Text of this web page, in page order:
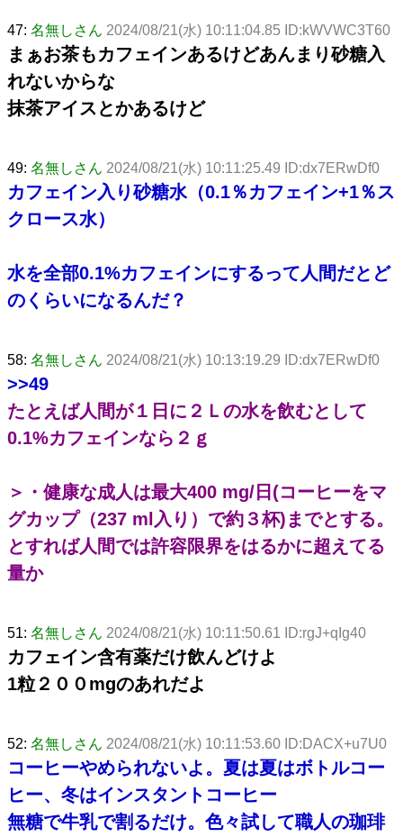
47: 名無しさん 2024/08/21(水) 10:11:04.85 ID:kWVWC3T60
まぁお茶もカフェインあるけどあんまり砂糖入
れないからな
抹茶アイスとかあるけど
49: 名無しさん 2024/08/21(水) 10:11:25.49 ID:dx7ERwDf0
カフェイン入り砂糖水（0.1％カフェイン+1％ス
クロース水）
水を全部0.1%カフェインにするって人間だとど
のくらいになるんだ？
58: 名無しさん 2024/08/21(水) 10:13:19.29 ID:dx7ERwDf0
>>49
たとえば人間が１日に２Ｌの水を飲むとして
0.1%カフェインなら２ｇ
＞・健康な成人は最大400 mg/日(コーヒーをマ
グカップ（237 ml入り）で約３杯)までとする。
とすれば人間では許容限界をはるかに超えてる
量か
51: 名無しさん 2024/08/21(水) 10:11:50.61 ID:rgJ+qIg40
カフェイン含有薬だけ飲んどけよ
1粒２００mgのあれだよ
52: 名無しさん 2024/08/21(水) 10:11:53.60 ID:DACX+u7U0
コーヒーやめられないよ。夏は夏はボトルコー
ヒー、冬はインスタントコーヒー
無糖で牛乳で割るだけ。色々試して職人の珈琲